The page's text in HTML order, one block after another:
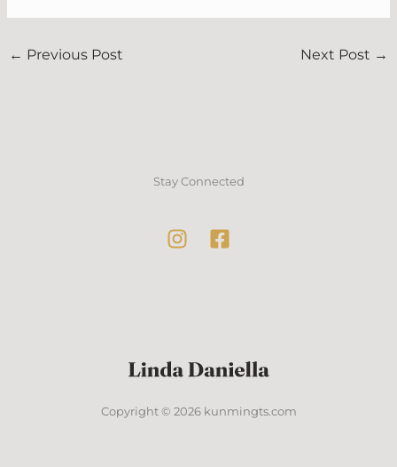
← Previous Post Next Post →
Stay Connected
Copyright © 2026 kunmingts.com